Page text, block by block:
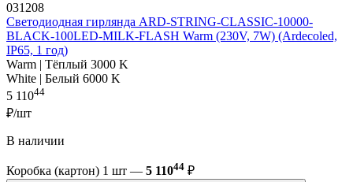
031208
Светодиодная гирлянда ARD-STRING-CLASSIC-10000-
BLACK-100LED-MILK-FLASH Warm (230V, 7W) (Ardecoled,
IP65, 1 год)
Warm | Тёплый 3000 K
White | Белый 6000 K
5 11044
₽/шт
В наличии
Коробка (картон) 1 шт — 5 11044 ₽